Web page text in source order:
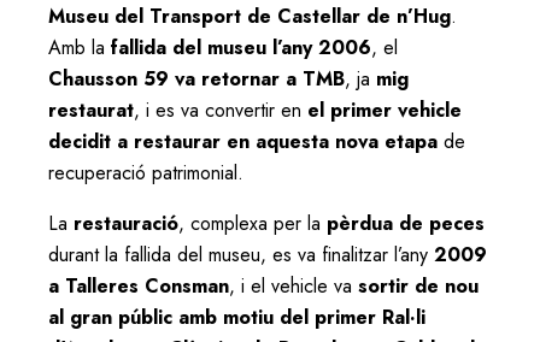
Museu del Transport de Castellar de n’Hug.
Amb la fallida del museu l’any 2006, el
Chausson 59 va retornar a TMB, ja mig
restaurat, i es va convertir en el primer vehicle
decidit a restaurar en aquesta nova etapa de
recuperació patrimonial.
La restauració, complexa per la pèrdua de peces
durant la fallida del museu, es va finalitzar l’any 2009
a Talleres Consman, i el vehicle va sortir de nou
al gran públic amb motiu del primer Ral·li